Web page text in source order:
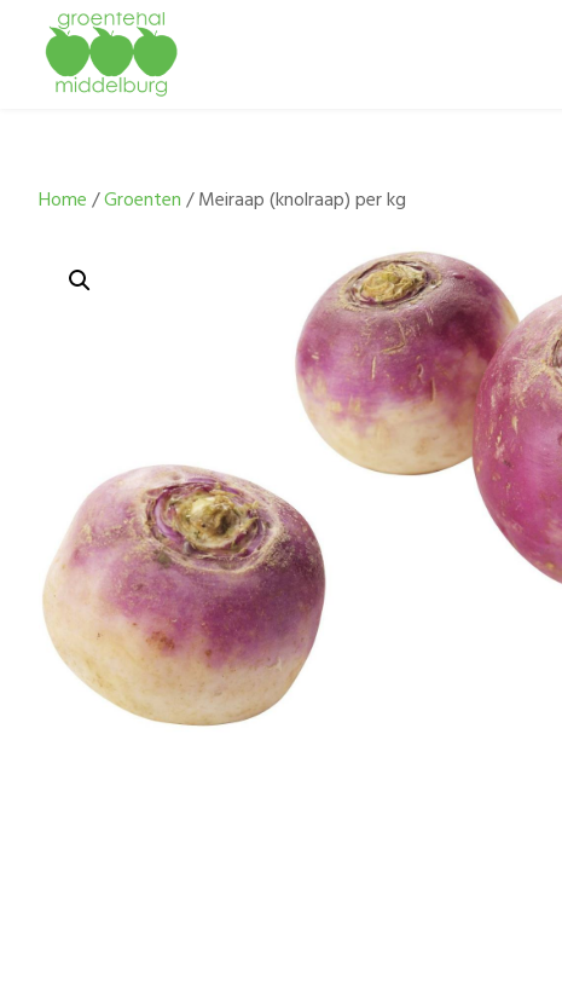
Home/Groenten/ Meiraap (knolraap) per kg